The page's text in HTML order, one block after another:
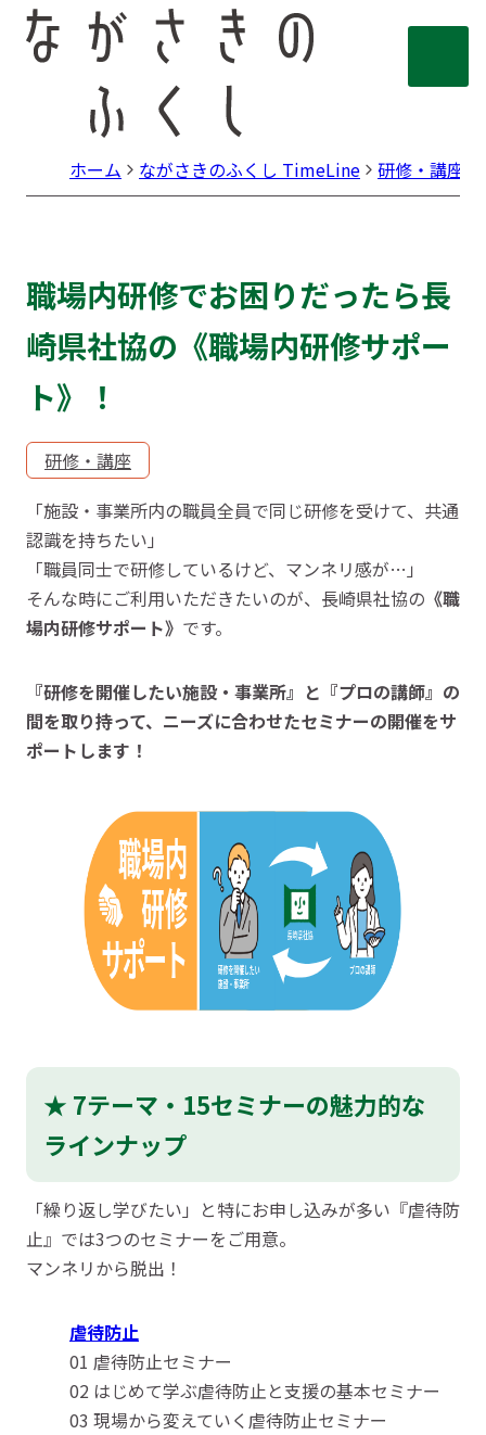
ホーム ながさきのふくし TimeLine 研修・講座
職場内研修でお困りだったら長
崎県社協の《職場内研修サポー
ト》！
研修・講座
「施設・事業所内の職員全員で同じ研修を受けて、共通
認識を持ちたい」
「職員同士で研修しているけど、マンネリ感が…」
そんな時にご利用いただきたいのが、長崎県社協の 《職
場内研修サポート》 です。
『研修を開催したい施設・事業所』と『プロの講師』の
間を取り持って、ニーズに合わせたセミナーの開催をサ
ポートします！
★ 7テーマ・15セミナーの魅力的な
ラインナップ
「繰り返し学びたい」と特にお申し込みが多い『虐待防
止』では3つのセミナーをご用意。
マンネリから脱出！
虐待防止
01 虐待防止セミナー
02 はじめて学ぶ虐待防止と支援の基本セミナー
03 現場から変えていく虐待防止セミナー